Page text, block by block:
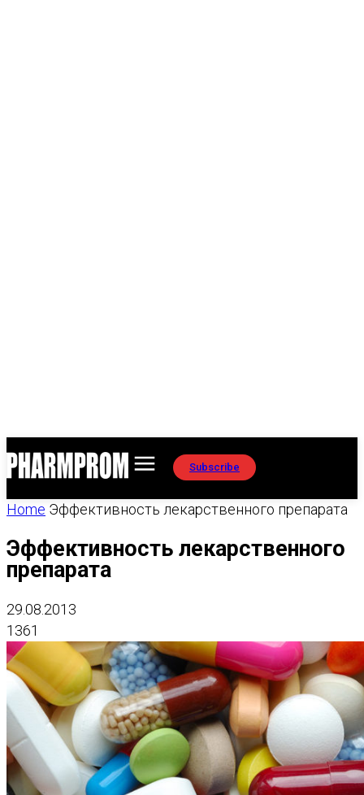
Subscribe
Home Эффективность лекарственного препарата
Эффективность лекарственного
препарата
29.08.2013
1361